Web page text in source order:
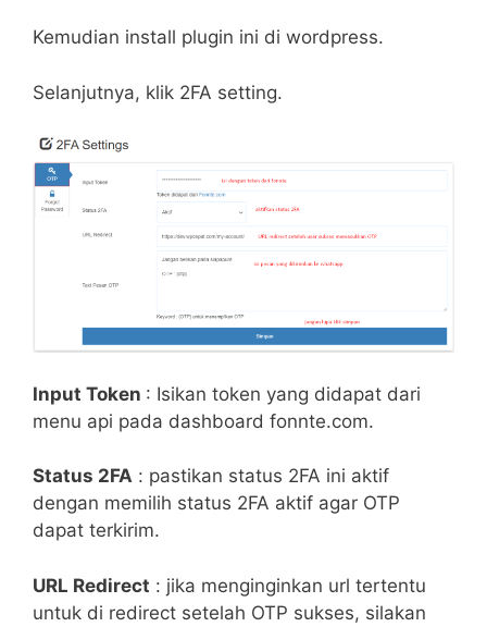
Kemudian install plugin ini di wordpress.
Selanjutnya, klik 2FA setting.
Input Token : Isikan token yang didapat dari
menu api pada dashboard fonnte.com.
Status 2FA : pastikan status 2FA ini aktif
dengan memilih status 2FA aktif agar OTP
dapat terkirim.
URL Redirect : jika menginginkan url tertentu
untuk di redirect setelah OTP sukses, silakan